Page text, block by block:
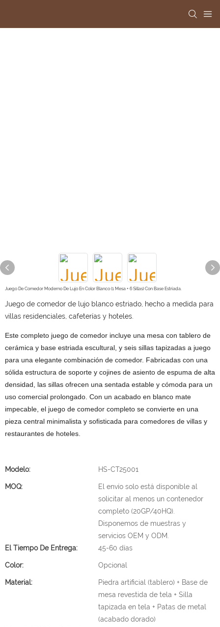
Juego De Comedor Moderno De Lujo En Color Blanco (1 Mesa + 6 Sillas) Con Base Estriada.
Juego de comedor de lujo blanco estriado, hecho a medida para
villas residenciales, cafeterías y hoteles.
Este completo juego de comedor incluye una mesa con tablero de
cerámica y base estriada escultural, y seis sillas tapizadas a juego
para una elegante combinación de comedor. Fabricadas con una
sólida estructura de soporte y cojines de asiento de espuma de alta
densidad, las sillas ofrecen una sentada estable y cómoda para un
uso comercial prolongado. Con un acabado en blanco mate
impecable, el juego de comedor completo se convierte en una
pieza central minimalista y sofisticada para comedores de villas y
restaurantes de hoteles.
Modelo: HS-CT25001
MOQ:
El envío solo está disponible al
solicitar al menos un contenedor
completo (20GP/40HQ).
Disponemos de muestras y
servicios OEM y ODM.
El Tiempo De Entrega:
45-60 días
Color: Opcional
Material:
Piedra artificial (tablero) + Base de
mesa revestida de tela + Silla
tapizada en tela + Patas de metal
(acabado dorado)